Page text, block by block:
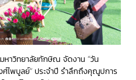
าวิทยาลัยทักษิณ จัดงาน “วัน
ไพบูลย์” ประจำปี รำลึกถึงคุณูปการ